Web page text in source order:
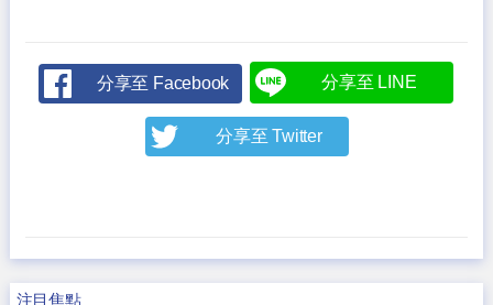
分享至 Facebook 分享至 LINE
分享至 Twitter
注目焦點